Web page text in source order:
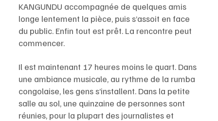
KANGUNDU accompagnée de quelques amis
longe lentement la pièce, puis s’assoit en face
du public. Enfin tout est prêt. La rencontre peut
commencer.
Il est maintenant 17 heures moins le quart. Dans
une ambiance musicale, au rythme de la rumba
congolaise, les gens s’installent. Dans la petite
salle au sol, une quinzaine de personnes sont
réunies, pour la plupart des journalistes et